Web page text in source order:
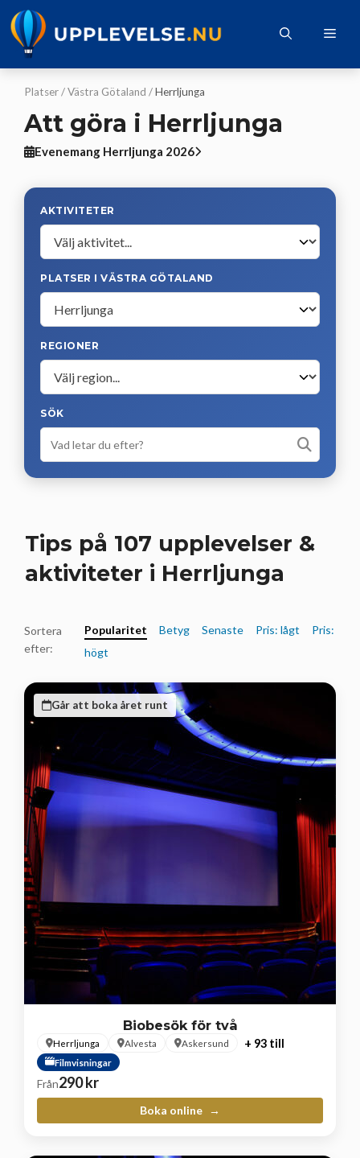
Hoppa
till
innehåll
Platser/Västra Götaland /Herrljunga
Att göra i Herrljunga
Evenemang Herrljunga 2026
AKTIVITETER
PLATSER I VÄSTRA GÖTALAND
REGIONER
SÖK
Tips på 107 upplevelser &
aktiviteter i Herrljunga
Sortera
efter:
Popularitet Betyg Senaste Pris: lågt
Pris:
högt
Går att boka året runt
Biobesök för två
Herrljunga Alvesta Askersund + 93 till
Filmvisningar
Från290kr
Boka online